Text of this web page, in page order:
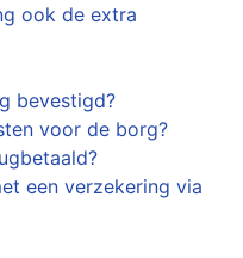
ook de extra
bevestigd?
voor de borg?
een verzekering via